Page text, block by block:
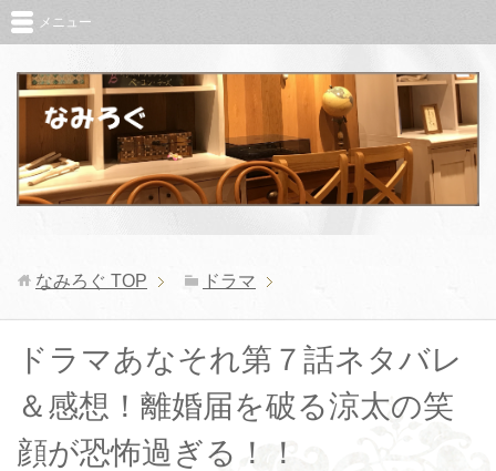
メニュー
なみろぐ TOP ドラマ
ドラマあなそれ第７話ネタバレ
＆感想！離婚届を破る涼太の笑
顔が恐怖過ぎる！！